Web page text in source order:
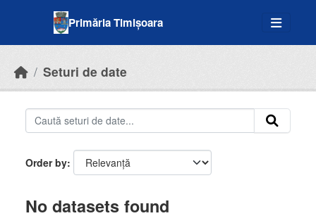
Primăria Timișoara
Seturi de date
Order by
No datasets found